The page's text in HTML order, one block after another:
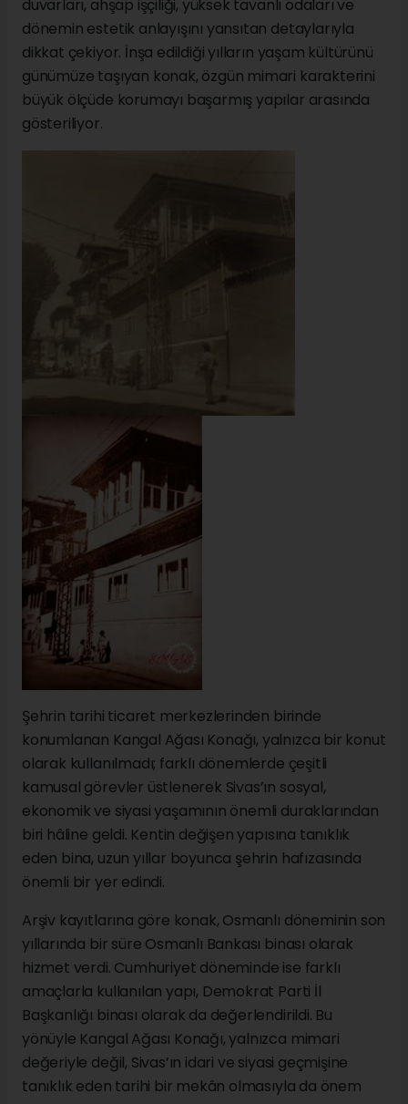
duvarları, ahşap işçiliği, yüksek tavanlı odaları ve
dönemin estetik anlayışını yansıtan detaylarıyla
dikkat çekiyor. İnşa edildiği yılların yaşam kültürünü
günümüze taşıyan konak, özgün mimari karakterini
büyük ölçüde korumayı başarmış yapılar arasında
gösteriliyor.
Şehrin tarihi ticaret merkezlerinden birinde
konumlanan Kangal Ağası Konağı, yalnızca bir konut
olarak kullanılmadı; farklı dönemlerde çeşitli
kamusal görevler üstlenerek Sivas’ın sosyal,
ekonomik ve siyasi yaşamının önemli duraklarından
biri hâline geldi. Kentin değişen yapısına tanıklık
eden bina, uzun yıllar boyunca şehrin hafızasında
önemli bir yer edindi.
Arşiv kayıtlarına göre konak, Osmanlı döneminin son
yıllarında bir süre Osmanlı Bankası binası olarak
hizmet verdi. Cumhuriyet döneminde ise farklı
amaçlarla kullanılan yapı, Demokrat Parti İl
Başkanlığı binası olarak da değerlendirildi. Bu
yönüyle Kangal Ağası Konağı, yalnızca mimari
değeriyle değil, Sivas’ın idari ve siyasi geçmişine
tanıklık eden tarihi bir mekân olmasıyla da önem